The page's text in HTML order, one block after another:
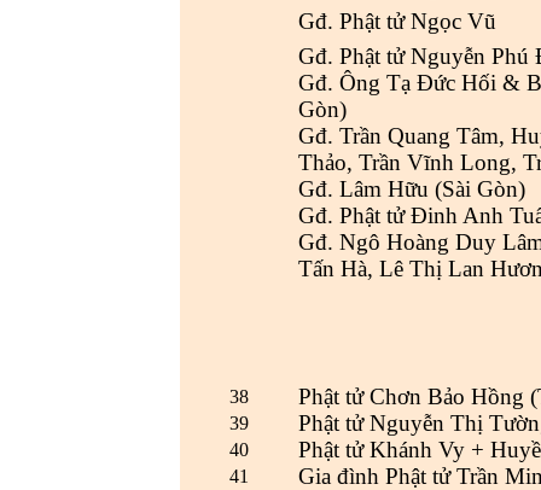
Gđ. Phật tử Ngọc Vũ
Gđ. Phật tử Nguyễn Phú
Gđ. Ông Tạ Đức Hối &
Gòn)
Gđ. Trần Quang Tâm,
Thảo, Trần Vĩnh Long,
Gđ. Lâm Hữu (Sài Gòn)
Gđ. Phật tử Đinh Anh
Gđ. Ngô Hoàng Duy
Tấn Hà, Lê Thị Lan
38 Phật tử Chơn Bảo Hồng
39 Phật tử Nguyễn Thị
40 Phật tử Khánh Vy +
41 Gia đình Phật tử Trần